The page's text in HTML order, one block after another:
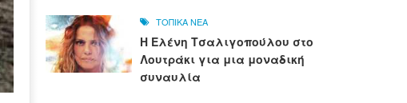
ΤΟΠΙΚΑ ΝΕΑ
Η Ελένη Τσαλιγοπούλου στο
Λουτράκι για μια μοναδική
συναυλία